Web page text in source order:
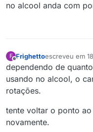
no alcool anda com
F
Offline
Frighettoescreveu em
última edição
dependendo de
usando no alcool, o
rotações.
tente voltar o ponto
novamente.